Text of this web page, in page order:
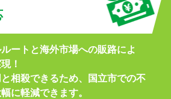
ートと海外市場への販路によ
！
相殺できるため、国立市での不
に軽減できます。